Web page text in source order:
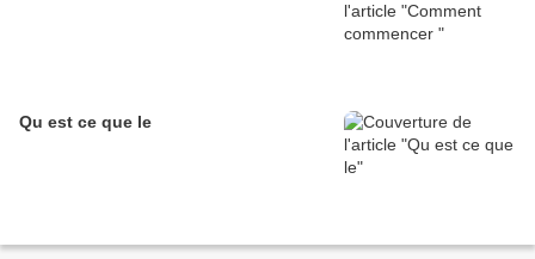
Qu est ce que le